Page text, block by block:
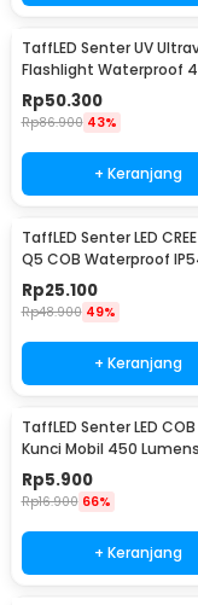
TaffLED Senter UV
Flashlight Waterproof
51 LED - UV-51
Rp50.300
Rp86.900 43%
+ Keranjang
TaffLED Senter LED
Q5 COB Waterproof
Lumens - P1
Rp25.100
Rp48.900 49%
+ Keranjang
TaffLED Senter LED
Kunci Mobil 450
Rp5.900
Rp16.900 66%
+ Keranjang